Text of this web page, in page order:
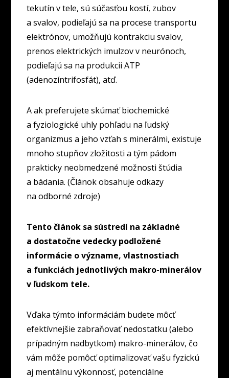
tekutín v tele, sú súčasťou kostí, zubov
a svalov, podieľajú sa na procese transportu
elektrónov, umožňujú kontrakciu svalov,
prenos elektrických imulzov v neurónoch,
podieľajú sa na produkcii ATP
(adenozíntrifosfát), atď.
A ak preferujete skúmať biochemické
a fyziologické uhly pohľadu na ľudský
organizmus a jeho vzťah s minerálmi, existuje
mnoho stupňov zložitosti a tým pádom
prakticky neobmedzené možnosti štúdia
a bádania. (Článok obsahuje odkazy
na odborné zdroje)
Tento článok sa sústredí na základné
a dostatočne vedecky podložené
informácie o význame, vlastnostiach
a funkciách jednotlivých makro-minerálov
v ľudskom tele.
Vďaka týmto informáciám budete môcť
efektívnejšie zabraňovať nedostatku (alebo
prípadným nadbytkom) makro-minerálov, čo
vám môže pomôcť optimalizovať vašu fyzickú
aj mentálnu výkonnosť, potenciálne